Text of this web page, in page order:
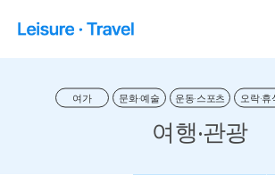
여가 문화·예술 운동·스포츠 오락·휴
여행·관광